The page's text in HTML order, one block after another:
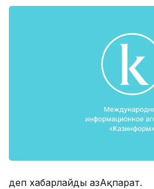
деп хабарлайды ҚазАқпарат.